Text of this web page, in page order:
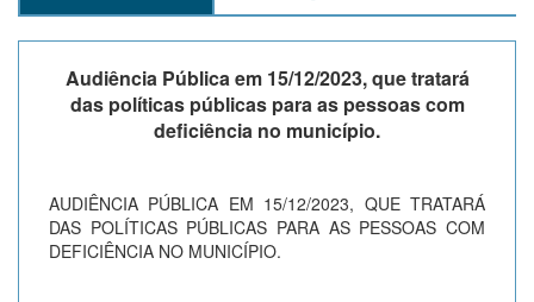
Audiência Pública em 15/12/2023, que tratará
das políticas públicas para as pessoas com
deficiência no município.
AUDIÊNCIA PÚBLICA EM 15/12/2023, QUE TRATARÁ
DAS POLÍTICAS PÚBLICAS PARA AS PESSOAS COM
DEFICIÊNCIA NO MUNICÍPIO.